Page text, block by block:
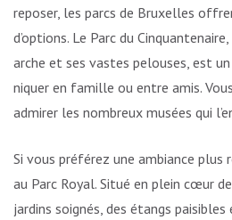
reposer, les parcs de Bruxelles
d’options. Le Parc du
arche et ses vastes pelouses, est
niquer en famille ou entre amis.
admirer les nombreux musées qui
Si vous préférez une ambiance plus
au Parc Royal. Situé en plein cœur
jardins soignés, des étangs